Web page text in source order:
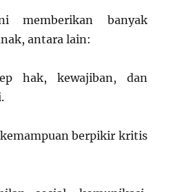
memberikan banyak
antara lain:
hak, kewajiban, dan
berpikir kritis